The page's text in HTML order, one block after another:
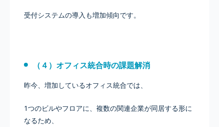
受付システムの導入も増加傾向です。
（４）オフィス統合時の課題解消
昨今、増加しているオフィス統合では、
1つのビルやフロアに、複数の関連企業が同居する形に
なるため、